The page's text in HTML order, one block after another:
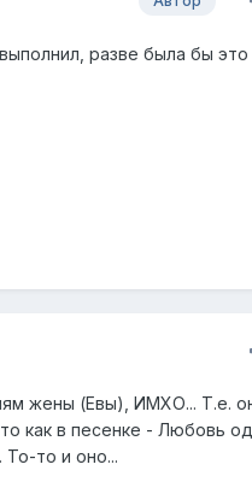
разве была бы это
жены (Евы), ИМХО... Т.е.
как в песенке - Любовь
то и оно...